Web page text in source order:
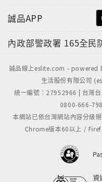
誠品APP
內政部警政署 165全民
誠品線上eslite.com - powered
生活股份有限公司
統一編號：27952966 | 台灣
0800-666-
本網站已依台灣網站內容分級
Chrome版本60以上 /
資